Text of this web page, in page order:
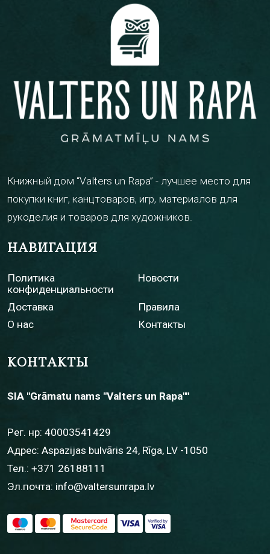
Книжный дом “Valters un Rapa” - лучшее место для
покупки книг, канцтоваров, игр, материалов для
рукоделия и товаров для художников.
НАВИГАЦИЯ
Политика
конфиденциальности
Новости
Доставка
Правила
О нас
Контакты
КОНТАКТЫ
SIA "Grāmatu nams "Valters un Rapa""
Рег. нр: 40003541429
Адрес: Aspazijas bulvāris 24, Rīga, LV -1050
Тел.: +371 26188111
Эл.почта: info@valtersunrapa.lv